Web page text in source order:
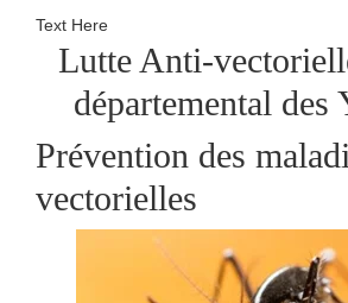
Text Here
Lutte Anti-
départemental des
Prévention des
vectorielles